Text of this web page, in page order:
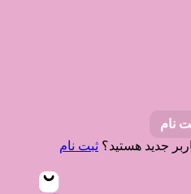
نام
جدید هستید؟ ثبت نام